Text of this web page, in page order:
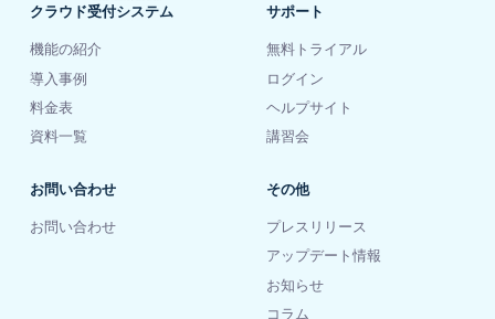
クラウド受付システム
機能の紹介
導入事例
料金表
資料一覧
サポート
無料トライアル
ログイン
ヘルプサイト
講習会
お問い合わせ
お問い合わせ
その他
プレスリリース
アップデート情報
お知らせ
コラム